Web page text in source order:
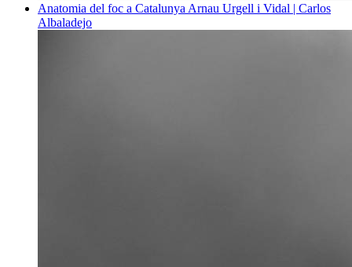
Anatomia del foc a Catalunya Arnau Urgell i Vidal | Carlos
Albaladejo